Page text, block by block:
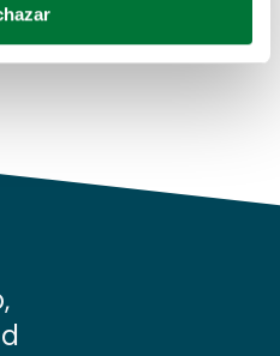
cómo se procesan sus
haga del sitio web con
publicidad y análisis